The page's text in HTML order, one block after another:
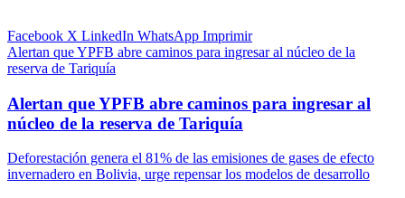
Facebook X LinkedIn WhatsApp Imprimir
Alertan que YPFB abre caminos para ingresar al núcleo de la
reserva de Tariquía
Alertan que YPFB abre caminos para ingresar al
núcleo de la reserva de Tariquía
Deforestación genera el 81% de las emisiones de gases de efecto
invernadero en Bolivia, urge repensar los modelos de desarrollo